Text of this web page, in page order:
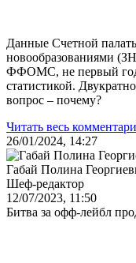
Данные Счетной
новообразованиями
ФФОМС, не первый год
статистикой.
вопрос – почему?
Читать весь
26/01/2024, 14:27
Габай Полина
Шеф-редактор
12/07/2023, 11:50
Битва за офф-лейбл